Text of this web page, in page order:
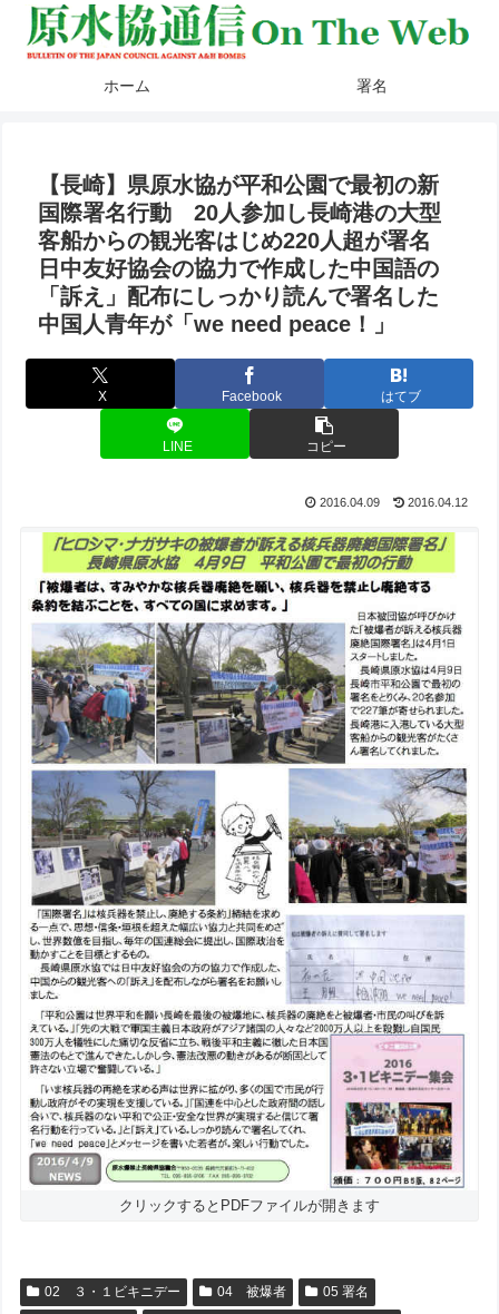
ホーム 署名
【長崎】県原水協が平和公園で最初の新
国際署名行動 20人参加し長崎港の大型
客船からの観光客はじめ220人超が署名
日中友好協会の協力で作成した中国語の
「訴え」配布にしっかり読んで署名した
中国人青年が「we need peace！」
X Facebook はてブ
LINE コピー
2016.04.09 2016.04.12
クリックするとPDFファイルが開きます
02 ３・１ビキニデー 04 被爆者
05 署名